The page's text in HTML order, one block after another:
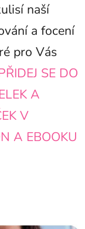
naší
a focení
pro Vás
SE DO
A
V
A EBOOKU